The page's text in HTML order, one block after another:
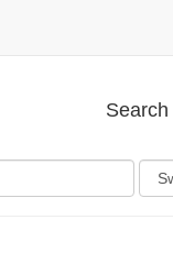
Search